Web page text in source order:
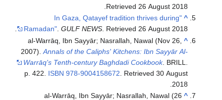
Retrieved 26 August 2018
^
"In Gaza, Qatayef tradition thrives during
Ramadan" .GULF NEWS . Retrieved 26 August 2018
^
al-Warrāq, Ibn Sayyār; Nasrallah, Nawal (Nov 26,
2007).Annals of the Caliphs' Kitchens: Ibn Sayyār Al-
Warrāq's Tenth-century Baghdadi Cookbook. BRILL.
p. 422. ISBN 978-9004158672 . Retrieved30 August
2018
^
al-Warrāq, Ibn Sayyār; Nasrallah, Nawal (26